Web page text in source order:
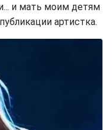
и мать моим детям
артистка.